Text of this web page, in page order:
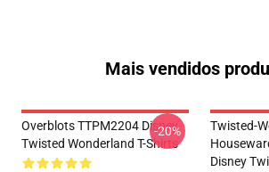
Mais vendidos
Overblots TTPM2204 Disney
Twisted Wonderland T-Shirts
-20%
Twisted-
Disney